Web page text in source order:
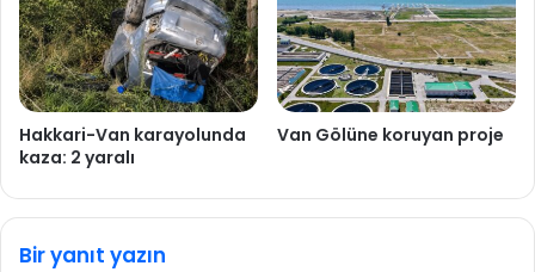
Hakkari-Van karayolunda
kaza: 2 yaralı
Van Gölüne koruyan proje
Bir yanıt yazın